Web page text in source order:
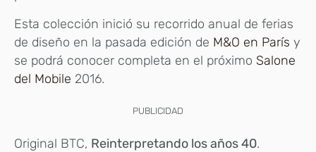
Esta colección inició su recorrido anual de ferias
de diseño en la pasada edición de M&O en París y
se podrá conocer completa en el próximo Salone
del Mobile 2016.
PUBLICIDAD
Original BTC, Reinterpretando los años 40.